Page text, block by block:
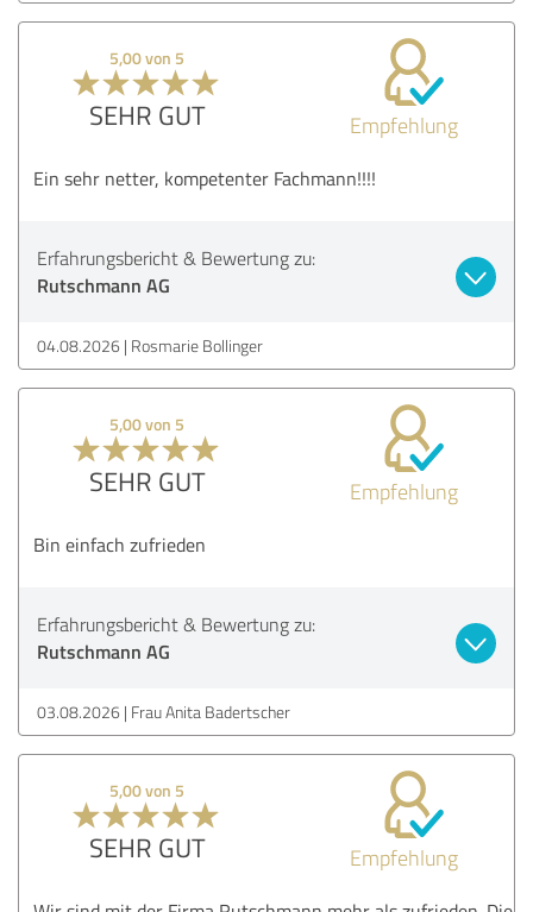
5,00 von 5
SEHR GUT Empfehlung
Ein sehr netter, kompetenter Fachmann!!!!
Erfahrungsbericht & Bewertung zu:
Rutschmann AG
04.08.2026 Rosmarie Bollinger
5,00 von 5
SEHR GUT Empfehlung
Bin einfach zufrieden
Erfahrungsbericht & Bewertung zu:
Rutschmann AG
03.08.2026 Frau Anita Badertscher
5,00 von 5
SEHR GUT Empfehlung